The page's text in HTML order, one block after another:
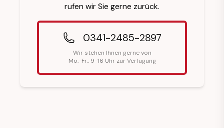
rufen wir Sie gerne zurück.
0341-2485-2897
Wir stehen Ihnen gerne von
Mo.-Fr., 9-16 Uhr zur Verfügung